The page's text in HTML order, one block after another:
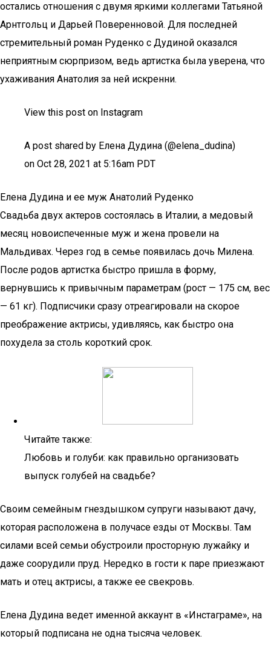
остались отношения с двумя яркими коллегами Татьяной
Арнтгольц и Дарьей Поверенновой. Для последней
стремительный роман Руденко с Дудиной оказался
неприятным сюрпризом, ведь артистка была уверена, что
ухаживания Анатолия за ней искренни.
View this post on Instagram
A post shared by Елена Дудина (@elena_dudina)
on Oct 28, 2021 at 5:16am PDT
Елена Дудина и ее муж Анатолий Руденко
Свадьба двух актеров состоялась в Италии, а медовый
месяц новоиспеченные муж и жена провели на
Мальдивах. Через год в семье появилась дочь Милена.
После родов артистка быстро пришла в форму,
вернувшись к привычным параметрам (рост — 175 см, вес
— 61 кг). Подписчики сразу отреагировали на скорое
преображение актрисы, удивляясь, как быстро она
похудела за столь короткий срок.
Читайте также:
Любовь и голуби: как правильно организовать
выпуск голубей на свадьбе?
Своим семейным гнездышком супруги называют дачу,
которая расположена в получасе езды от Москвы. Там
силами всей семьи обустроили просторную лужайку и
даже соорудили пруд. Нередко в гости к паре приезжают
мать и отец актрисы, а также ее свекровь.
Елена Дудина ведет именной аккаунт в «Инстаграме», на
который подписана не одна тысяча человек.